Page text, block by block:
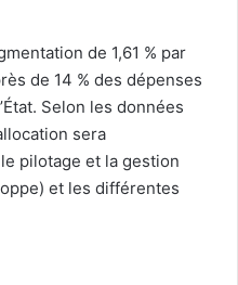
de 1,61 % par
de 14 % des dépenses
Selon les données
sera
pilotage et la gestion
et les différentes